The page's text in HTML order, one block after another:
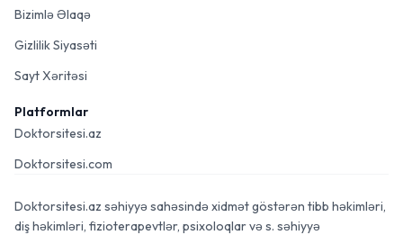
Bizimlə Əlaqə
Gizlilik Siyasəti
Sayt Xəritəsi
Platformlar
Doktorsitesi.az
Doktorsitesi.com
Doktorsitesi.az səhiyyə sahəsində xidmət göstərən tibb həkimləri,
diş həkimləri, fizioterapevtlər, psixoloqlar və s. səhiyyə